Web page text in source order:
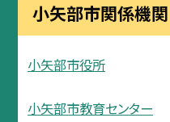
小矢部市関係機関
小矢部市役所
小矢部市教育センター